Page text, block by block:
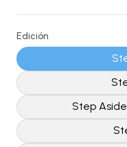
Edición
Step